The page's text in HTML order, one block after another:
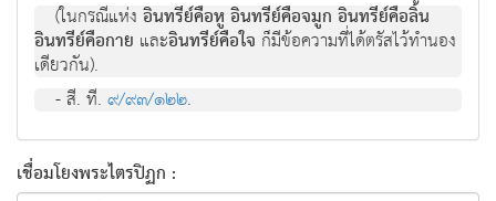
(ในกรณีแห่งอินทรีย์คือหู อินทรีย์คือจมูก อินทรีย์คือลิ้น
อินทรีย์คือกาย และอินทรีย์คือใจ ก็มีข้อความที่ได้ตรัสไว้ทำนอง
เดียวกัน).
- สี. ที.๙/๙๓/๑๒๒.
เชื่อมโยงพระไตรปิฏก :